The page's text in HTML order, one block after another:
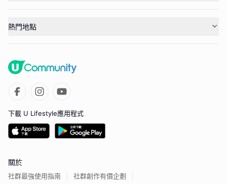
熱門地點
下載 U Lifestyle應用程式
關於
社群最強使用指南 社群創作有價企劃